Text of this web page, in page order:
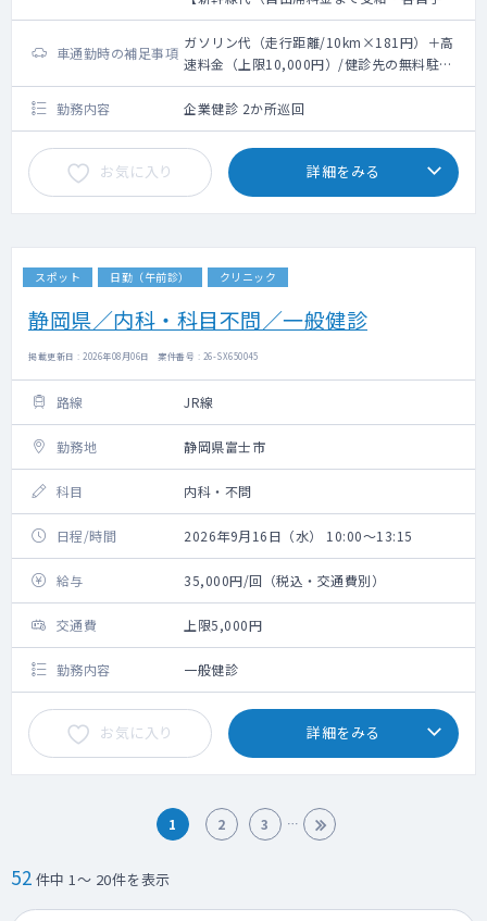
となります）・最寄り駅からのタクシー代支
給（要領収書）】
車通勤時の補足事項
ガソリン代（走行距離/10km×181円）＋高
速料金（上限10,000円）/健診先の無料駐車
場利用可能
勤務内容
企業健診 2か所巡回
お気に入り 詳細をみる
スポット 日勤（午前診） クリニック
静岡県／内科・科目不問／一般健診
掲載更新日 : 2026年08月06日 案件番号 : 26-SX650045
路線 JR線
勤務地 静岡県富士市
科目 内科・不問
日程/時間 2026年9月16日（水） 10:00～13:15
給与 35,000円/回（税込・交通費別）
交通費 上限5,000円
勤務内容 一般健診
お気に入り 詳細をみる
1 2 3
52 件中 1～ 20件を表示